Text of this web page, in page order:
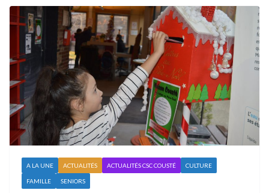
A LA UNE ACTUALITÉS ACTUALITÉS CSC COUSTÉ CULTURE
FAMILLE SENIORS